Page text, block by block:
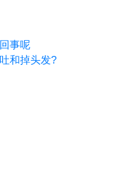
事呢
和掉头发?